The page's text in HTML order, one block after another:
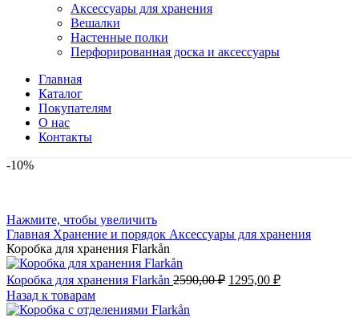
Аксессуары для хранения
Вешалки
Настенные полки
Перфорированная доска и аксессуары
Главная
Каталог
Покупателям
О нас
Контакты
-10%
Нажмите, чтобы увеличить
Главная Хранение и порядок Аксессуары для хранения
Коробка для хранения Flarkån
Коробка для хранения Flarkån 2590,00₽ Первоначальная
1295,00 ₽Текущая
Назад к товарам